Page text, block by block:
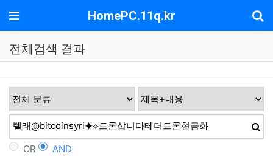
메뉴 HomePC.11q.kr
전체검색 결과
OR AND